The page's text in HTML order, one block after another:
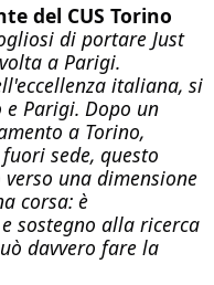
del CUS Torino
di portare Just
a Parigi.
italiana, si
Parigi. Dopo un
a Torino,
sede, questo
una dimensione
corsa: è
sostegno alla ricerca
davvero fare la